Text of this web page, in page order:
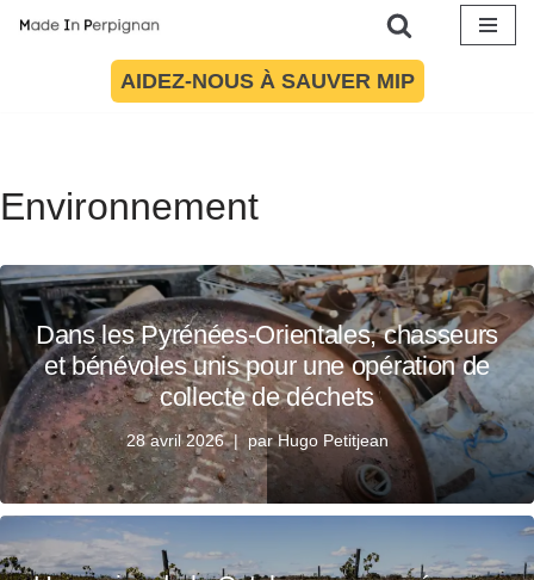
AIDEZ-NOUS À SAUVER MIP
Environnement
Dans les Pyrénées-Orientales, chasseurs
et bénévoles unis pour une opération de
collecte de déchets
28 avril 2026 parHugo Petitjean